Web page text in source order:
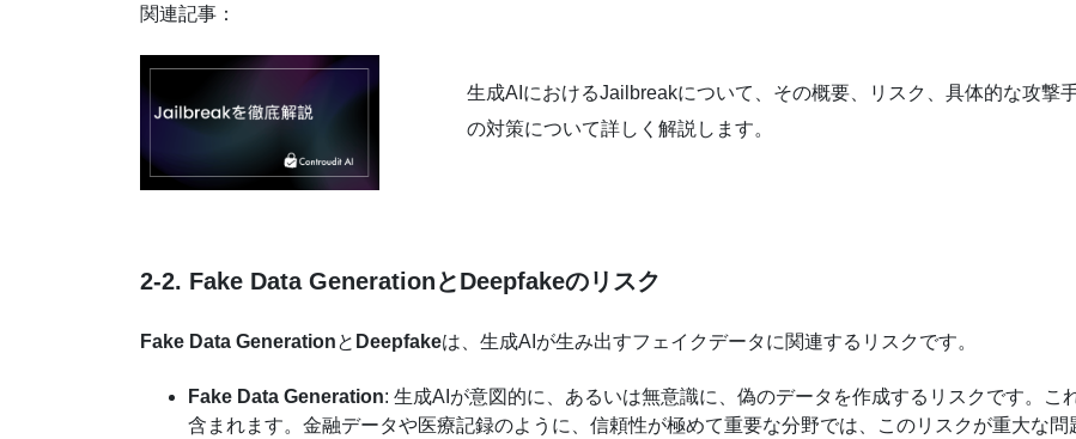
関連記事：
生成AIにおけるJailbreakについて、その概要、リスク、具体的な攻撃
の対策について詳しく解説します。
2-2. Fake Data GenerationとDeepfakeのリスク
Fake Data Generationと Deepfakeは、生成AIが生み出すフェイクデータに関連するリスクです。
Fake Data Generation: 生成AIが意図的に、あるいは無意識に、偽のデータを作成するリスクです。
含まれます。金融データや医療記録のように、信頼性が極めて重要な分野では、このリスクが重大な問